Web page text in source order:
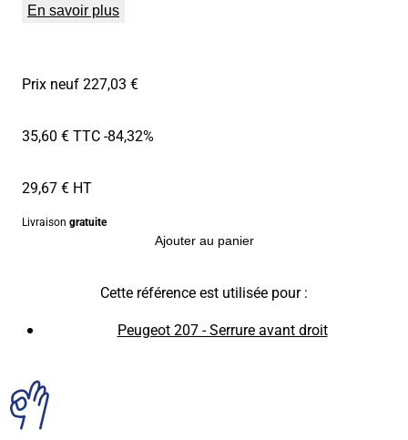
En savoir plus
Prix neuf 227,03 €
35,60 € TTC-84,32%
29,67 € HT
Livraison gratuite
Ajouter au panier
Cette référence est utilisée pour :
Peugeot 207 - Serrure avant droit